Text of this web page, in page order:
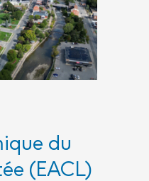
du
(EACL)